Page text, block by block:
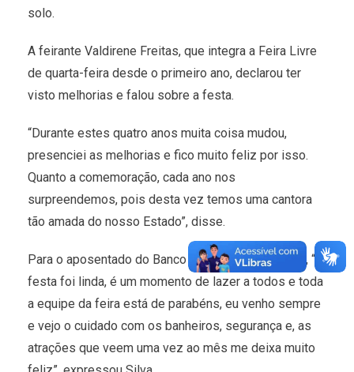
solo.
A feirante Valdirene Freitas, que integra a Feira Livre
de quarta-feira desde o primeiro ano, declarou ter
visto melhorias e falou sobre a festa.
“Durante estes quatro anos muita coisa mudou,
presenciei as melhorias e fico muito feliz por isso.
Quanto a comemoração, cada ano nos
surpreendemos, pois desta vez temos uma cantora
tão amada do nosso Estado”, disse.
Para o aposentado do Banco do Brasil, Olavo Silva, “a
festa foi linda, é um momento de lazer a todos e toda
a equipe da feira está de parabéns, eu venho sempre
e vejo o cuidado com os banheiros, segurança e, as
atrações que veem uma vez ao mês me deixa muito